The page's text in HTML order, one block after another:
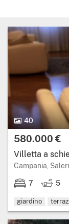
40
40 Foto.
Prezzo:
580.000 €
Villetta a
Campania,
7
7 stanze da 5
5 bagni.
giardino